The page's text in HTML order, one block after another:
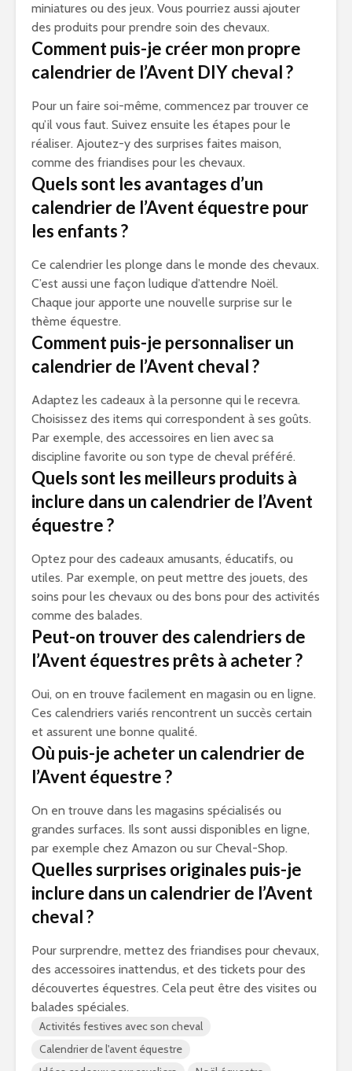
miniatures ou des jeux. Vous pourriez aussi ajouter
des produits pour prendre soin des chevaux.
Comment puis-je créer mon propre
calendrier de l’Avent DIY cheval ?
Pour un faire soi-même, commencez par trouver ce
qu’il vous faut. Suivez ensuite les étapes pour le
réaliser. Ajoutez-y des surprises faites maison,
comme des friandises pour les chevaux.
Quels sont les avantages d’un
calendrier de l’Avent équestre pour
les enfants ?
Ce calendrier les plonge dans le monde des chevaux.
C’est aussi une façon ludique d’attendre Noël.
Chaque jour apporte une nouvelle surprise sur le
thème équestre.
Comment puis-je personnaliser un
calendrier de l’Avent cheval ?
Adaptez les cadeaux à la personne qui le recevra.
Choisissez des items qui correspondent à ses goûts.
Par exemple, des accessoires en lien avec sa
discipline favorite ou son type de cheval préféré.
Quels sont les meilleurs produits à
inclure dans un calendrier de l’Avent
équestre ?
Optez pour des cadeaux amusants, éducatifs, ou
utiles. Par exemple, on peut mettre des jouets, des
soins pour les chevaux ou des bons pour des activités
comme des balades.
Peut-on trouver des calendriers de
l’Avent équestres prêts à acheter ?
Oui, on en trouve facilement en magasin ou en ligne.
Ces calendriers variés rencontrent un succès certain
et assurent une bonne qualité.
Où puis-je acheter un calendrier de
l’Avent équestre ?
On en trouve dans les magasins spécialisés ou
grandes surfaces. Ils sont aussi disponibles en ligne,
par exemple chez Amazon ou sur Cheval-Shop.
Quelles surprises originales puis-je
inclure dans un calendrier de l’Avent
cheval ?
Pour surprendre, mettez des friandises pour chevaux,
des accessoires inattendus, et des tickets pour des
découvertes équestres. Cela peut être des visites ou
balades spéciales.
Activités festives avec son cheval
Calendrier de l'avent équestre